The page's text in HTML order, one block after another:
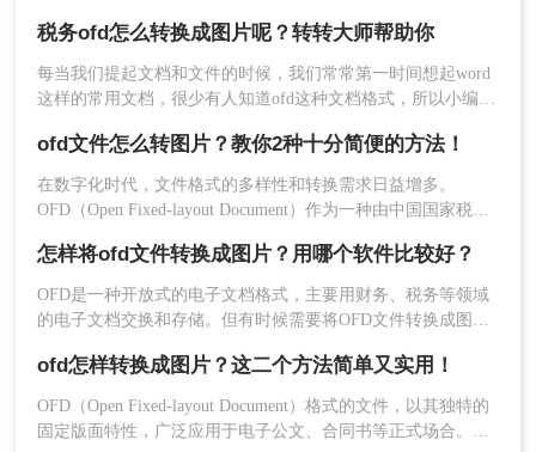
4、点击下载即可。
注意：
在线转换工具可能受到网络状况和服务器性
能的影响，转换速度和效果可能有所不同。
三、专业软件转换法
专业软件转换法通过安装专业的OFD转换软件，在
本地计算机上完成转换过程。这种方法功能丰富，
支持批量转换和多种输出格式，转换质量高，适合
需要频繁转换文件或对转换质量有较高要求的用
户。下面以转转大师操作为例。
操作如下：
得尤为重要。那么税务ofd怎么转换成图片呢？本文将详细介绍
几种将税务OFD转换成图片的方法，并对每种方法进行简要介
绍，帮助您根据实际需求选择最适合的方式。
税务ofd怎么转换成图片呢？转转大师帮助你
每当我们提起文档和文件的时候，我们常常第一时间想起word
这样的常用文档，很少有人知道ofd这种文档格式，所以小编想
文档的话，就要转换成图片，而税务ofd怎么转换成图片呢？下
面告诉你。
ofd文件怎么转图片？教你2种十分简便的方法！
在数字化时代，文件格式的多样性和转换需求日益增多。
OFD（Open Fixed-layout Document）作为一种由中国国家税务
文、档案等领域。然而，在某些场景下，我们可能需要将OFD
文件转换为图片格式，以便于查看、编辑或分享。本文将指导
您ofd文件怎么转图片。
怎样将ofd文件转换成图片？用哪个软件比较好？
OFD是一种开放式的电子文档格式，主要用财务、税务等领域
的电子文档交换和存储。但有时候需要将OFD文件转换成图片
ofd怎样转换成图片？这二个方法简单又实用！
OFD（Open Fixed-layout Document）格式的文件，以其独特的
固定版面特性，广泛应用于电子公文、合同书等正式场合。然